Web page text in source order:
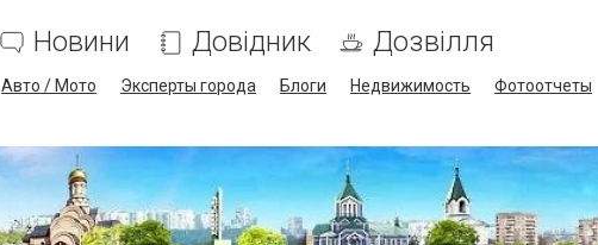
Новини Довідник Дозвілля
Авто / Мото Эксперты города Блоги Недвижимость Фотоотчеты